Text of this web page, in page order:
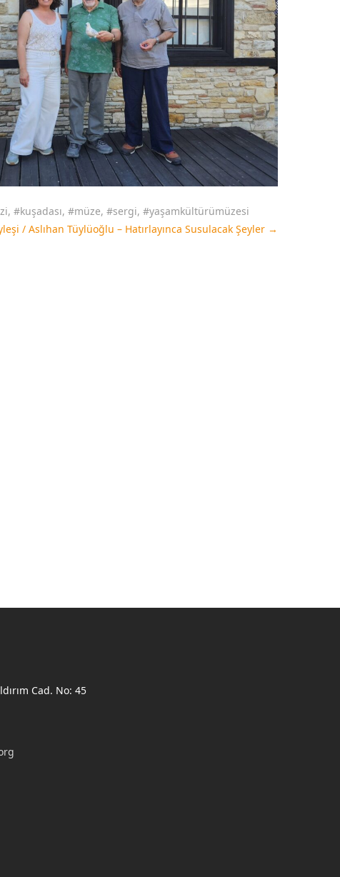
, #kuşadası, #müze, #sergi, #yaşamkültürümüzesi
/ Aslıhan Tüylüoğlu – Hatırlayınca Susulacak Şeyler →
Cad. No: 45